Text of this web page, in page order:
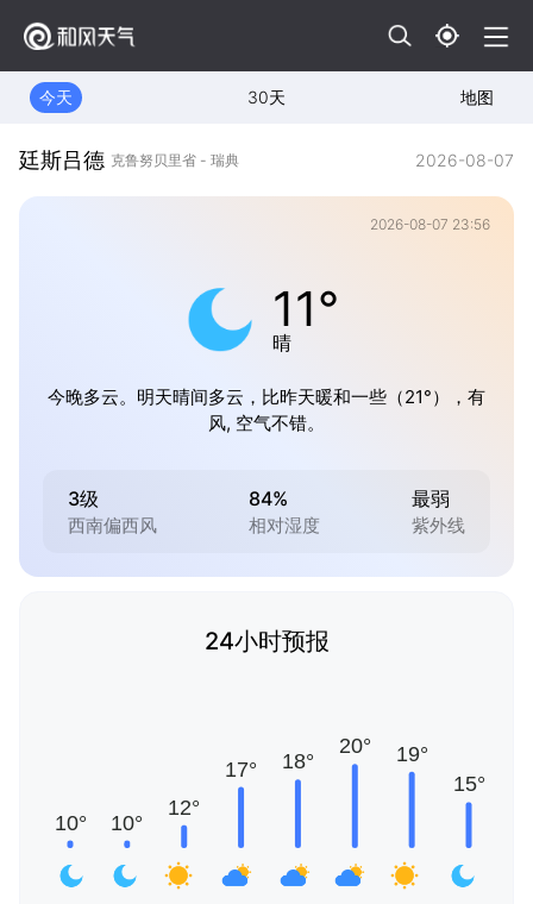
今天 30天 地图
廷斯吕德 克鲁努贝里省 - 瑞典 2026-08-07
2026-08-07 23:56
11°
晴
今晚多云。明天晴间多云，比昨天暖和一些（21°），有
风, 空气不错。
3级
西南偏西风
84%
相对湿度
最弱
紫外线
24小时预报